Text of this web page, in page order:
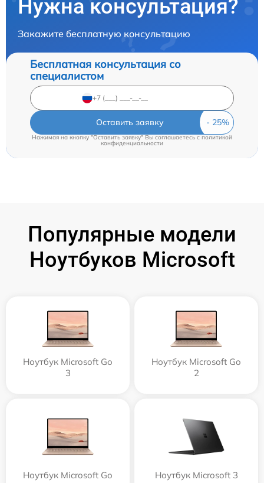
Нужна консультация?
Закажите бесплатную консультацию
Бесплатная консультация со
специалистом
Оставить заявку
Нажимая на кнопку "Оставить заявку" Вы соглашаетесь cполитикой
конфиденциальности
Популярные модели
Ноутбуков Microsoft
Ноутбук Microsoft Go
3
Ноутбук Microsoft Go
2
Ноутбук Microsoft Go Ноутбук Microsoft 3